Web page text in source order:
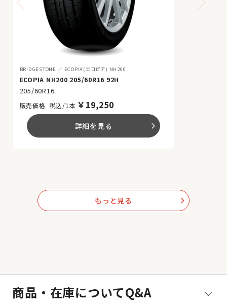
BRIDGESTONE ECOPIA(エコピア) NH200
ECOPIA NH200 205/60R16 92H
205/60R16
税込/1本 ￥ 19,250
詳細を見る arrow_forward_ios
もっと見る arrow_forward_ios
商品・在庫についてQ&A